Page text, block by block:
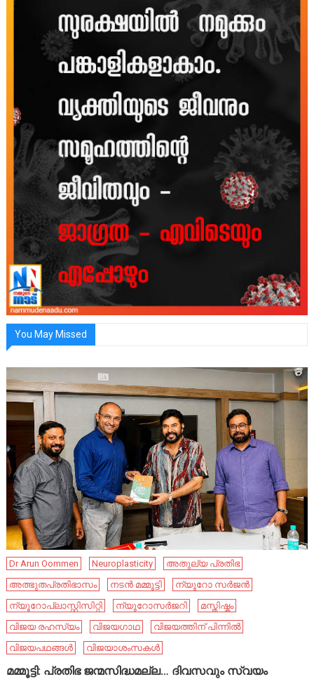
You May Missed
Dr Arun Oommen Neuroplasticity
അതുല്യ പ്രതിഭ
അത്ഭുതപ്രതിഭാസം
നടൻ മമ്മൂട്ടി
ന്യൂറോ സർജൻ
ന്യൂറോപ്ലാസ്റ്റിസിറ്റി
ന്യൂറോസർജറി
മസ്തിഷ്കം
വിജയ രഹസ്യം
വിജയഗാഥ
വിജയത്തിന് പിന്നിൽ
വിജയപഥങ്ങൾ
വിജയാശംസകൾ
മമ്മൂട്ടി: പ്രതിഭ ജന്മസിദ്ധമല്ല… ദിവസവും സ്വയം